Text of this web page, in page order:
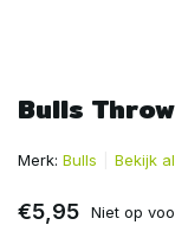
Bulls
Merk: Bulls Bekijk
€5,95 Niet op